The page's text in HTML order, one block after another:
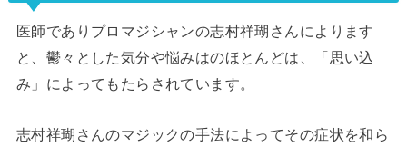
医師でありプロマジシャンの志村祥瑚さんによります
と、鬱々とした気分や悩みはのほとんどは、「思い込
み」によってもたらされています。
志村祥瑚さんのマジックの手法によってその症状を和ら